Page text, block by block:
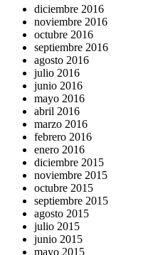
diciembre 2016
noviembre 2016
octubre 2016
septiembre 2016
agosto 2016
julio 2016
junio 2016
mayo 2016
abril 2016
marzo 2016
febrero 2016
enero 2016
diciembre 2015
noviembre 2015
octubre 2015
septiembre 2015
agosto 2015
julio 2015
junio 2015
mayo 2015